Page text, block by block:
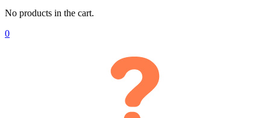
No products in the cart.
0